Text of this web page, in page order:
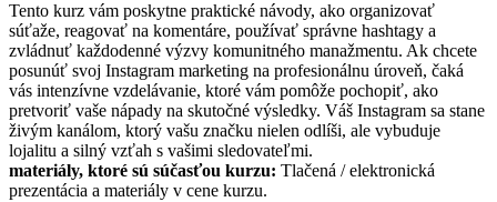
Tento kurz vám poskytne praktické návody, ako organizovať
súťaže, reagovať na komentáre, používať správne hashtagy a
zvládnuť každodenné výzvy komunitného manažmentu. Ak chcete
posunúť svoj Instagram marketing na profesionálnu úroveň, čaká
vás intenzívne vzdelávanie, ktoré vám pomôže pochopiť, ako
pretvoriť vaše nápady na skutočné výsledky. Váš Instagram sa stane
živým kanálom, ktorý vašu značku nielen odlíši, ale vybuduje
lojalitu a silný vzťah s vašimi sledovateľmi.
materiály, ktoré sú súčasťou kurzu: Tlačená / elektronická
prezentácia a materiály v cene kurzu.